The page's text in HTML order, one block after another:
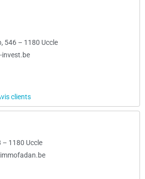
546 – 1180 Uccle
invest.be
clients
– 1180 Uccle